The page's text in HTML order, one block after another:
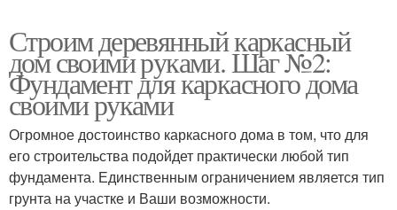
Строим деревянный каркасный
дом своими руками. Шаг №2:
Фундамент для каркасного дома
своими руками
Огромное достоинство каркасного дома в том, что для
его строительства подойдет практически любой тип
фундамента. Единственным ограничением является тип
грунта на участке и Ваши возможности.